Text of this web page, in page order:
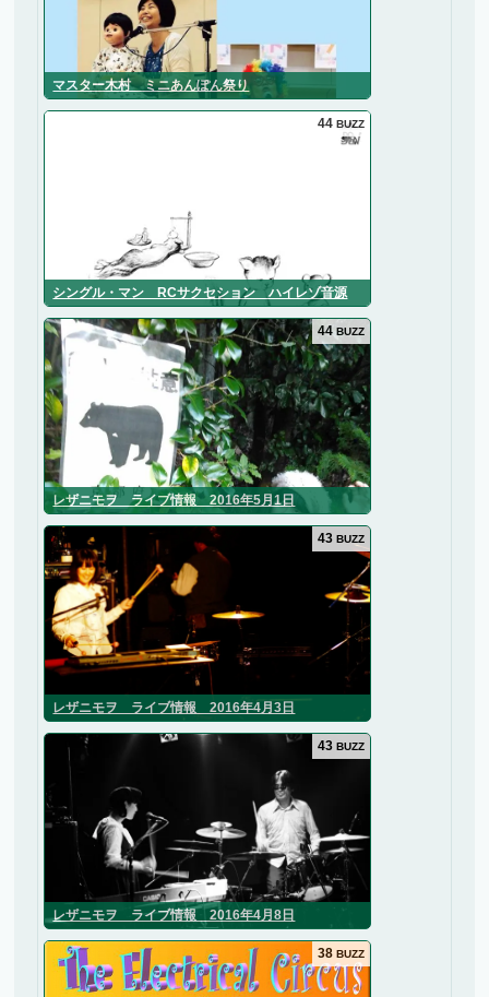
マスター木村 ミニあんぽん祭り
シングル・マン RCサクセション ハイレゾ音源
44 BUZZ
レザニモヲ ライブ情報 2016年5月1日
44 BUZZ
レザニモヲ ライブ情報 2016年4月3日
43 BUZZ
レザニモヲ ライブ情報 2016年4月8日
43 BUZZ
38 BUZZ